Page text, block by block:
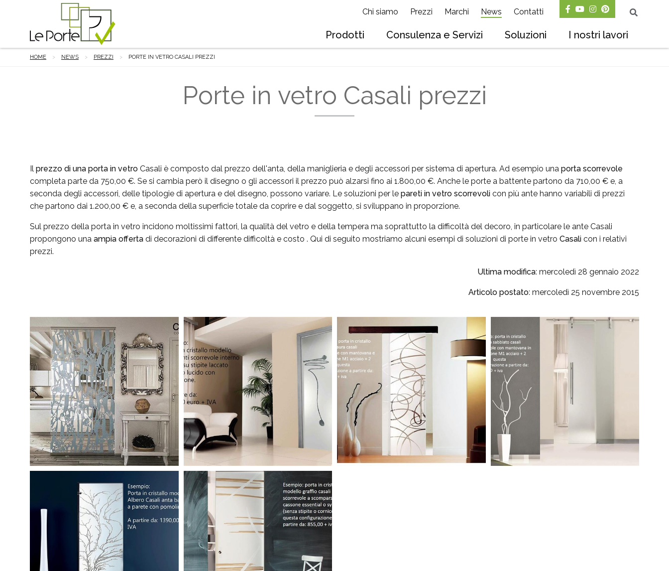
Prodotti Consulenza e Servizi Soluzioni I nostri lavori
Chi siamo Prezzi Marchi News Contatti
HOME NEWS PREZZI PORTE IN VETRO CASALI PREZZI
Porte in vetro Casali prezzi
Il prezzo di una porta in vetro Casali è composto dal prezzo dell'anta, della maniglieria e degli accessori per sistema di apertura. Ad esempio una porta scorrevole
completa parte da 750,00 €. Se si cambia però il disegno o gli accessori il prezzo può alzarsi fino ai 1.800,00 €. Anche le porte a battente partono da 710,00 € e, a
seconda degli accessori, delle tipologie di apertura e del disegno, possono variare. Le soluzioni per le pareti in vetro scorrevoli con più ante hanno variabili di prezzi
che partono dai 1.200,00 € e, a seconda della superficie totale da coprire e dal soggetto, si sviluppano in proporzione.
Sul prezzo della porta in vetro incidono moltissimi fattori, la qualità del vetro e della tempera ma soprattutto la difficoltà del decoro, in particolare le ante Casali
propongono una ampia offerta di decorazioni di differente difficoltà e costo . Qui di seguito mostriamo alcuni esempi di soluzioni di porte in vetro Casali con i relativi
prezzi.
Ultima modifica: mercoledì 28 gennaio 2022
Articolo postato: mercoledì 25 novembre 2015